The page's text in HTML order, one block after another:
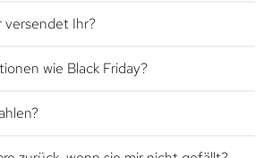
versendet Ihr?
wie Black Friday?